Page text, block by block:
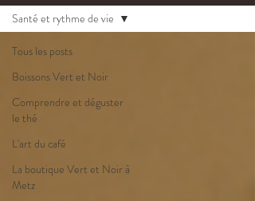
Tous les posts
Boissons Vert et Noir
Comprendre et déguster
le thé
L'art du café
La boutique Vert et Noir à
Metz
Santé et rythme de vie